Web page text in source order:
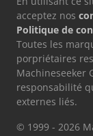
acceptez nos
Politique de
Toutes les
porpriétaires
Machineseeker
responsabilité
externes liés.
© 1999 - 2026